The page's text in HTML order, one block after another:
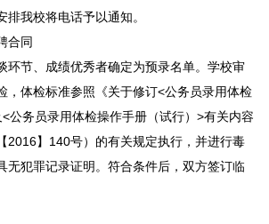
排我校将电话予以通知。
合同
环节、成绩优秀者确定为预录名单。学校审
，体检标准参照《关于修订<公务员录用体检
公务员录用体检操作手册（试行）>有关内容
2016】140号）的有关规定执行，并进行毒
无犯罪记录证明。符合条件后，双方签订临